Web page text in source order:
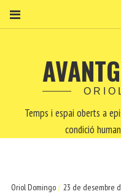
Temps i espai oberts a
condició
Oriol Domingo 23 de desembre